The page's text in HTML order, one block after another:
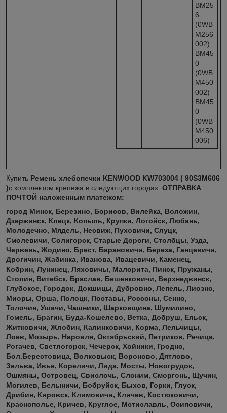
BM25
6
(0WB
M256
002)
BM45
0
(0WB
M450
002)
BM45
0
(0WB
M450
006)
Купить Ремень хлебопечки KENWOOD KW703004 ( 90S3M606
)с комплектом крепежа в следующих городах: ОТПРАВКА
ПОЧТОЙ наложенным платежом:
город Минск, Березино, Борисов, Вилейка, Воложин,
Дзержинск, Клецк, Копыль, Крупки, Логойск, Любань,
Молодечно, Мядель, Несвиж, Пуховичи, Слуцк,
Смолевичи, Солигорск, Старые Дороги, Столбцы, Узда,
Червень, Жодино, Брест, Барановичи, Береза, Ганцевичи,
Дрогичин, Жабинка, Иванова, Ивацевичи, Каменец,
Кобрин, Лунинец, Ляховичы, Малорита, Пинск, Пружаны,
Столин, Витебск, Браслав, Бешенковичи, Верхнедвинск,
Глубокое, Городок, Докшицы, Дубровно, Лепель, Лиозно,
Миоры, Орша, Полоцк, Поставы, Россоны, Сенно,
Толочин, Ушачи, Чашники, Шарковщина, Шумилино,
Гомель, Брагин, Буда-Кошелево, Ветка, Добруш, Ельск,
Житковичи, Жлобин, Калинковичи, Корма, Лельчицы,
Лоев, Мозырь, Наровля, Октябрьский, Петриков, Речица,
Рогачев, Светлогорск, Чечерск, Хойники, Гродно,
Бол.Берестовица, Волковыск, Вороново, Дятлово,
Зельва, Ивье, Кореличи, Лида, Мосты, Новогрудок,
Ошмяны, Островец, Свислочь, Слоним, Сморгонь, Щучин,
Могилев, Белыничи, Бобруйск, Быхов, Горки, Глуск,
Дрибин, Кировск, Климовичи, Кличев, Костюковичи,
Краснополье, Кричев, Круглое, Мстиславль, Осиповичи,